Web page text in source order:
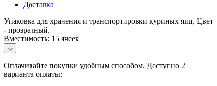
Доставка
Упаковка для хранения и транспортировки куриных яиц. Цвет
- прозрачный.
Вместимость: 15 ячеек
Оплачивайте покупки удобным способом. Доступно 2
варианта оплаты: